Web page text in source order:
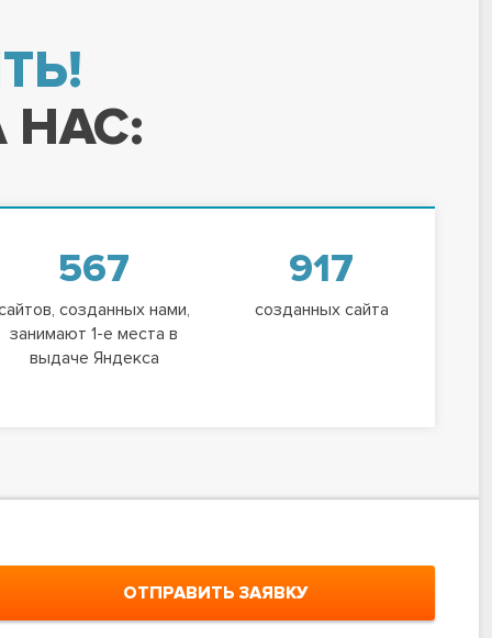
НАС:
567
созданных нами,
занимают 1-е места в
выдаче Яндекса
917
созданных сайта
ОТПРАВИТЬ ЗАЯВКУ